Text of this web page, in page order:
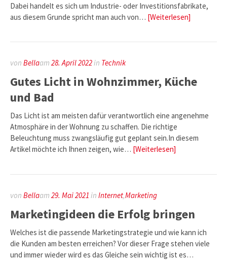
Dabei handelt es sich um Industrie- oder Investitionsfabrikate,
aus diesem Grunde spricht man auch von… [Weiterlesen]
von Bellaam 28. April 2022in Technik
Gutes Licht in Wohnzimmer, Küche
und Bad
Das Licht ist am meisten dafür verantwortlich eine angenehme
Atmosphäre in der Wohnung zu schaffen. Die richtige
Beleuchtung muss zwangsläufig gut geplant sein.In diesem
Artikel möchte ich Ihnen zeigen, wie… [Weiterlesen]
von Bellaam 29. Mai 2021 in Internet,Marketing
Marketingideen die Erfolg bringen
Welches ist die passende Marketingstrategie und wie kann ich
die Kunden am besten erreichen? Vor dieser Frage stehen viele
und immer wieder wird es das Gleiche sein wichtig ist es…